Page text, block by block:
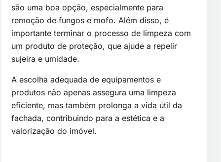
são uma boa opção, especialmente para
remoção de fungos e mofo. Além disso, é
importante terminar o processo de limpeza com
um produto de proteção, que ajude a repelir
sujeira e umidade.
A escolha adequada de equipamentos e
produtos não apenas assegura uma limpeza
eficiente, mas também prolonga a vida útil da
fachada, contribuindo para a estética e a
valorização do imóvel.